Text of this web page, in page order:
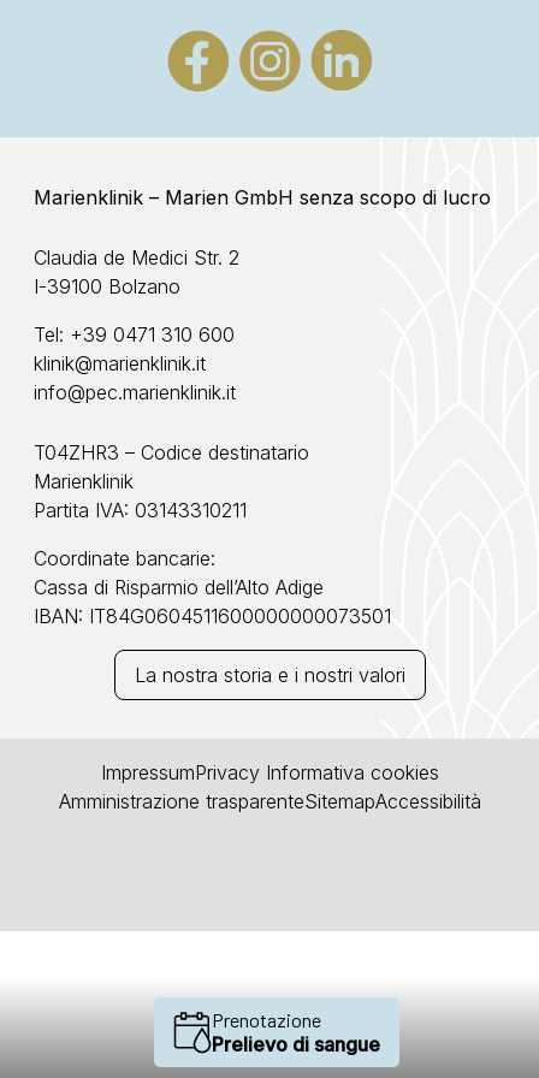
Marienklinik – Marien GmbH senza scopo di lucro
Claudia de Medici Str. 2
I-39100 Bolzano
Tel: +39 0471 310 600
klinik@marienklinik.it
info@pec.marienklinik.it
T04ZHR3 – Codice destinatario
Marienklinik
Partita IVA: 03143310211
Coordinate bancarie:
Cassa di Risparmio dell’Alto Adige
IBAN: IT84G0604511600000000073501
La nostra storia e i nostri valori
ImpressumPrivacyInformativa cookies
Amministrazione trasparenteSitemapAccessibilità
Prenotazione
Prelievo di sangue